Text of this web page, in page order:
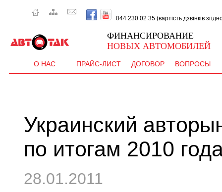
044 230 02 35 (вартість дзвінків
ФИНАНСИРОВАНИЕ
НОВЫХ АВТОМОБИЛЕЙ
О НАС ПРАЙС-ЛИСТ ДОГОВОР ВОПРОСЫ
Украинский
по итогам 2010
28.01.2011